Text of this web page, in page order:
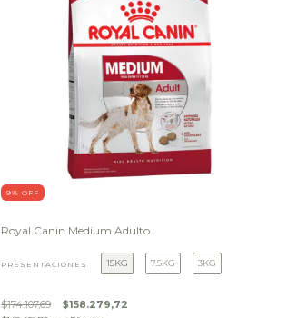
9% OFF
Royal Canin Medium Adulto
PRESENTACIONES 15KG 7.5KG 3KG
$174.107,69 $158.279,72